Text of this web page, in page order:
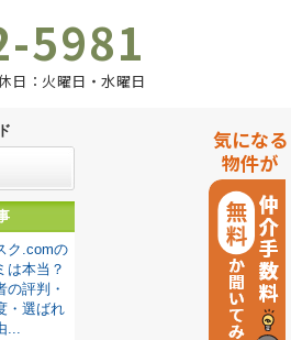
5981
日：火曜日・水曜日
ク.comの
は本当？
の評判・
・選ばれ
...
気になる
物件が